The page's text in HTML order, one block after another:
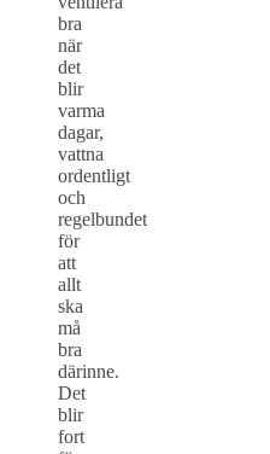
bra
när
det
blir
varma
dagar,
vattna
ordentligt
och
regelbundet
för
att
allt
ska
må
bra
därinne.
Det
blir
fort